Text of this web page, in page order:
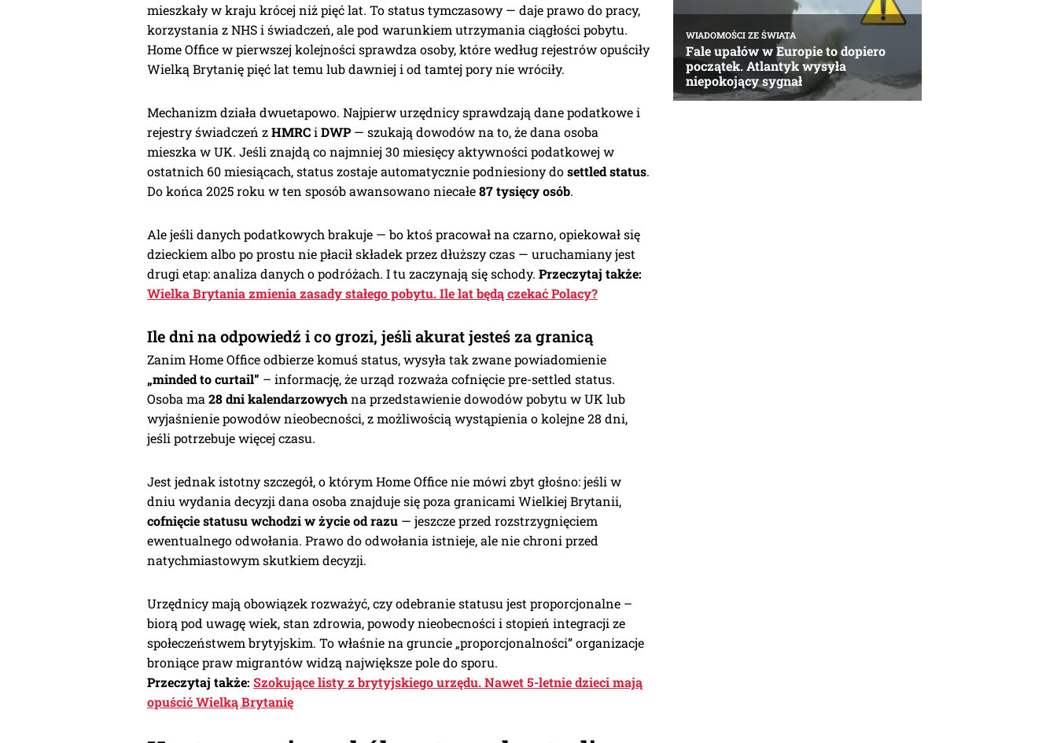
mieszkały w kraju krócej niż pięć lat. To status tymczasowy — daje prawo do pracy,
korzystania z NHS i świadczeń, ale pod warunkiem utrzymania ciągłości pobytu.
Home Office w pierwszej kolejności sprawdza osoby, które według rejestrów opuściły
Wielką Brytanię pięć lat temu lub dawniej i od tamtej pory nie wróciły.
Mechanizm działa dwuetapowo. Najpierw urzędnicy sprawdzają dane podatkowe i
rejestry świadczeń zHMRCiDWP — szukają dowodów na to, że dana osoba
mieszka w UK. Jeśli znajdą co najmniej 30 miesięcy aktywności podatkowej w
ostatnich 60 miesiącach, status zostaje automatycznie podniesiony dosettled status.
Do końca 2025 roku w ten sposób awansowano niecałe87 tysięcy osób.
Ale jeśli danych podatkowych brakuje — bo ktoś pracował na czarno, opiekował się
dzieckiem albo po prostu nie płacił składek przez dłuższy czas — uruchamiany jest
drugi etap: analiza danych o podróżach. I tu zaczynają się schody. Przeczytaj także:
Wielka Brytania zmienia zasady stałego pobytu. Ile lat będą czekać Polacy?
Ile dni na odpowiedź i co grozi, jeśli akurat jesteś za granicą
Zanim Home Office odbierze komuś status, wysyła tak zwane powiadomienie
„minded to curtail” – informację, że urząd rozważa cofnięcie pre-settled status.
Osoba ma28 dni kalendarzowychna przedstawienie dowodów pobytu w UK lub
wyjaśnienie powodów nieobecności, z możliwością wystąpienia o kolejne 28 dni,
jeśli potrzebuje więcej czasu.
Jest jednak istotny szczegół, o którym Home Office nie mówi zbyt głośno: jeśli w
dniu wydania decyzji dana osoba znajduje się poza granicami Wielkiej Brytanii,
cofnięcie statusu wchodzi w życie od razu — jeszcze przed rozstrzygnięciem
ewentualnego odwołania. Prawo do odwołania istnieje, ale nie chroni przed
natychmiastowym skutkiem decyzji.
Urzędnicy mają obowiązek rozważyć, czy odebranie statusu jest proporcjonalne –
biorą pod uwagę wiek, stan zdrowia, powody nieobecności i stopień integracji ze
społeczeństwem brytyjskim. To właśnie na gruncie „proporcjonalności” organizacje
broniące praw migrantów widzą największe pole do sporu.
Przeczytaj także: Szokujące listy z brytyjskiego urzędu. Nawet 5-letnie dzieci mają
opuścić Wielką Brytanię